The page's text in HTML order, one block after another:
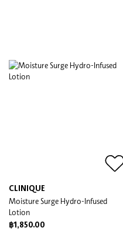
CLINIQUE
Moisture Surge Hydro-Infused
Lotion
฿1,850.00